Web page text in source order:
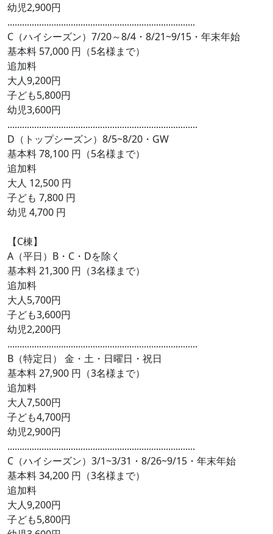
幼児2,900円
.............................................................................
C（ハイシーズン）7/20～8/4・8/21~9/15・年末年始
基本料 57,000 円（5名様まで）
追加料
大人9,200円
子ども5,800円
幼児3,600円
..............................................................................
D（トップシーズン）8/5~8/20・GW
基本料 78,100 円（5名様まで）
追加料
大人 12,500 円
子ども 7,800 円
幼児 4,700 円
【C棟】
A（平日）B・C・Dを除く
基本料 21,300 円（3名様まで）
追加料
大人5,700円
子ども3,600円
幼児2,200円
..............................................................................
B（特定日） 金・土・日曜日・祝日
基本料 27,900 円（3名様まで）
追加料
大人7,500円
子ども4,700円
幼児2,900円
.............................................................................
C（ハイシーズン）3/1~3/31・8/26~9/15・年末年始
基本料 34,200 円（3名様まで）
追加料
大人9,200円
子ども5,800円